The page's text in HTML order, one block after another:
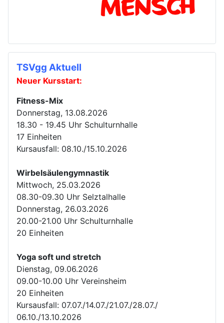
TSVgg Aktuell
Neuer Kursstart:
Fitness-Mix
Donnerstag, 13.08.2026
18.30 - 19.45 Uhr Schulturnhalle
17 Einheiten
Kursausfall: 08.10./15.10.2026
Wirbelsäulengymnastik
Mittwoch, 25.03.2026
08.30-09.30 Uhr Selztalhalle
Donnerstag, 26.03.2026
20.00-21.00 Uhr Schulturnhalle
20 Einheiten
Yoga soft und stretch
Dienstag, 09.06.2026
09.00-10.00 Uhr Vereinsheim
20 Einheiten
Kursausfall: 07.07./14.07./21.07./28.07./
06.10./13.10.2026